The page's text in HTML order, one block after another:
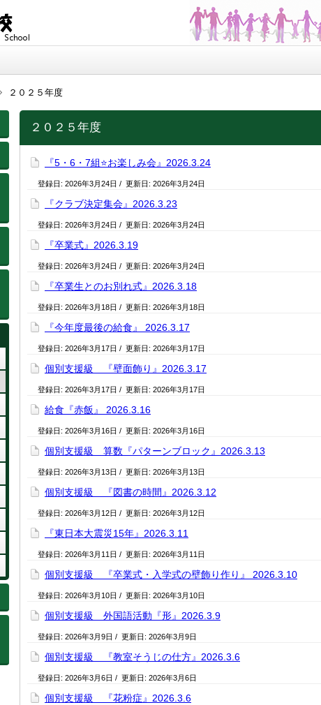
２０２５年度
２０２５年度
『5・6・7組⭐️お楽しみ会』2026.3.24
登録日: 2026年3月24日 / 更新日: 2026年3月24日
『クラブ決定集会』2026.3.23
登録日: 2026年3月24日 / 更新日: 2026年3月24日
『卒業式』2026.3.19
登録日: 2026年3月24日 / 更新日: 2026年3月24日
『卒業生とのお別れ式』2026.3.18
登録日: 2026年3月18日 / 更新日: 2026年3月18日
『今年度最後の給食』 2026.3.17
登録日: 2026年3月17日 / 更新日: 2026年3月17日
個別支援級 『壁面飾り』2026.3.17
登録日: 2026年3月17日 / 更新日: 2026年3月17日
給食『赤飯』 2026.3.16
登録日: 2026年3月16日 / 更新日: 2026年3月16日
個別支援級 算数『パターンブロック』2026.3.13
登録日: 2026年3月13日 / 更新日: 2026年3月13日
個別支援級 『図書の時間』2026.3.12
登録日: 2026年3月12日 / 更新日: 2026年3月12日
『東日本大震災15年』2026.3.11
登録日: 2026年3月11日 / 更新日: 2026年3月11日
個別支援級 『卒業式・入学式の壁飾り作り』 2026.3.10
登録日: 2026年3月10日 / 更新日: 2026年3月10日
個別支援級 外国語活動『形』2026.3.9
登録日: 2026年3月9日 / 更新日: 2026年3月9日
個別支援級 『教室そうじの仕方』2026.3.6
登録日: 2026年3月6日 / 更新日: 2026年3月6日
個別支援級 『花粉症』2026.3.6